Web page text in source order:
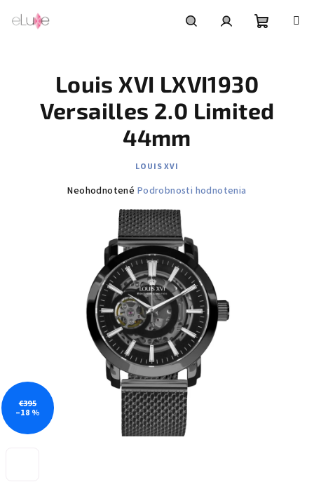
Louis XVI LXVI1930
Versailles 2.0 Limited
44mm
LOUIS XVI
Priemerné
hviezdičiek.
Neohodnotené Podrobnosti hodnotenia
€395
–18 %